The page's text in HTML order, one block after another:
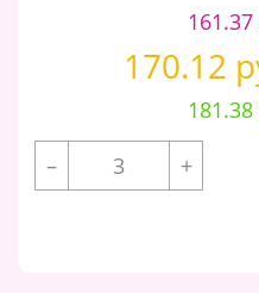
170.12
–
+